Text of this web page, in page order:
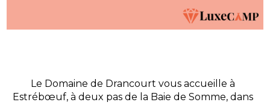
Le Domaine de Drancourt vous accueille à
Estrébœuf, à deux pas de la Baie de Somme, dans